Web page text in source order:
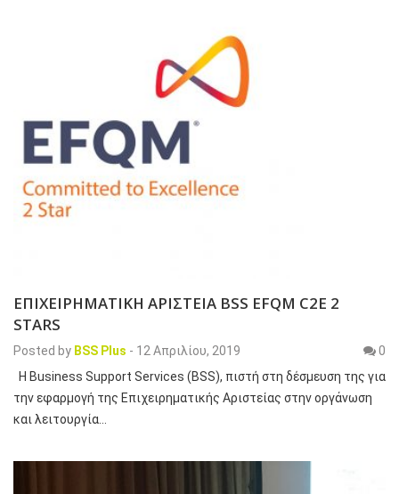
ΕΠΙΧΕΙΡΗΜΑΤΙΚΗ ΑΡΙΣΤΕΙΑ BSS EFQM C2E 2
STARS
Posted by BSS Plus - 12 Απριλίου, 2019
0
Η Business Support Services (BSS), πιστή στη δέσμευση της για
την εφαρμογή της Επιχειρηματικής Αριστείας στην οργάνωση
και λειτουργία…